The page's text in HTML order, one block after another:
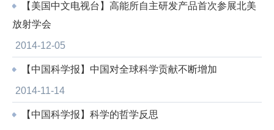
【美国中文电视台】高能所自主研发产品首次参展北美
放射学会
2014-12-05
【中国科学报】中国对全球科学贡献不断增加
2014-11-14
【中国科学报】科学的哲学反思